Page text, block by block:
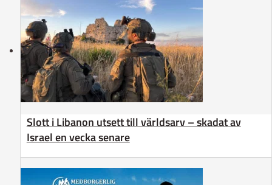
Slott i Libanon utsett till världsarv – skadat av
Israel en vecka senare